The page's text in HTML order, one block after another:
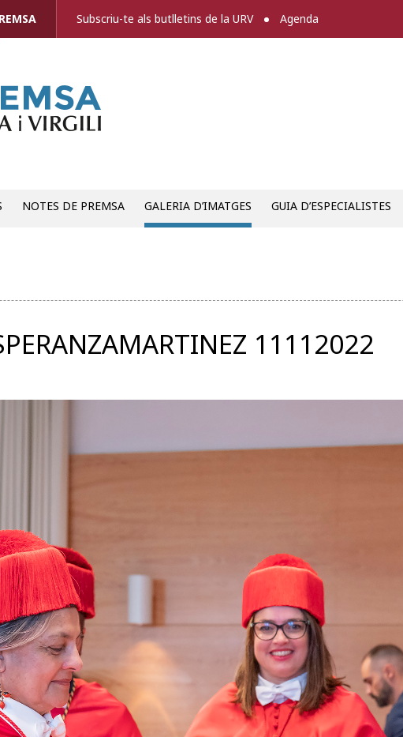
Subscriu-te als butlletins de la URV Agenda
NOTES DE PREMSA GALERIA D’IMATGES GUIA D’ESPECIALISTES
11112022